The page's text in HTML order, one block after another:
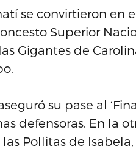
se convirtieron
Superior
Gigantes de
su pase al
defensoras. En la
Pollitas de